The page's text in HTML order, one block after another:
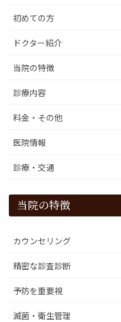
初めての方
ドクター紹介
当院の特徴
診療内容
料金・その他
医院情報
診療・交通
当院の特徴
カウンセリング
精密な診査診断
予防を重要視
滅菌・衛生管理